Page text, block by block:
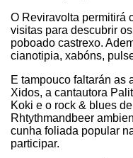
O Reviravolta permitirá
visitas para descubrir
poboado castrexo.
cianotipia, xabóns,
E tampouco faltarán as
Xidos, a cantautora
Koki e o rock & blues
Rhtythmandbeer
cunha foliada popular
participar.